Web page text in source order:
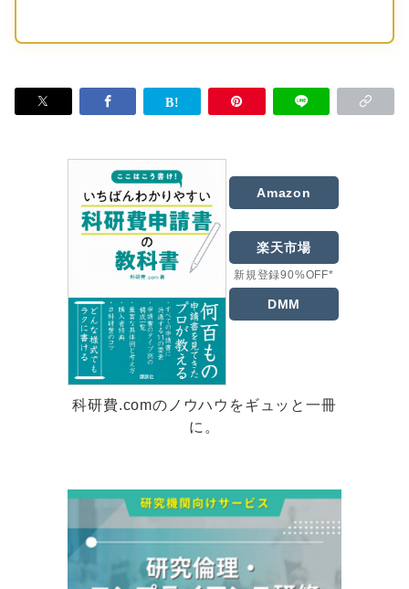
Amazon
楽天市場
新規登録90%OFF*
DMM
科研費.comのノウハウをギュッと一冊
に。